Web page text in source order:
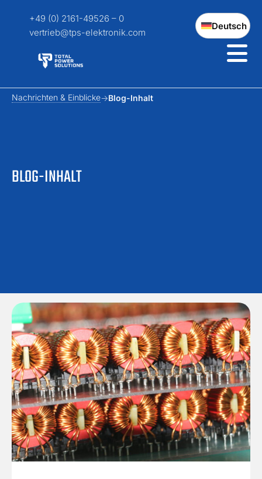
+49 (0) 2161-49526 – 0
vertrieb@tps-elektronik.com
Deutsch
BLOG-INHALT
Nachrichten & Einblicke Blog-Inhalt